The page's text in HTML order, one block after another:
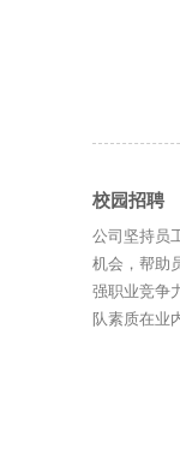
校园招聘
公司坚持员
机会，帮助
强职业竞争
队素质在业